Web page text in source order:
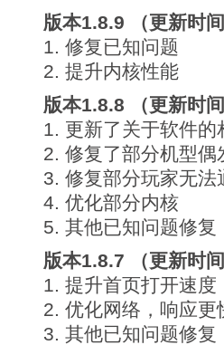
版本1.8.9 （更新时
1. 修复已知问题
2. 提升内核性能
版本1.8.8 （更新时
1. 更新了关于软件的
2. 修复了部分机型
3. 修复部分玩家无
4. 优化部分内核
5. 其他已知问题修复
版本1.8.7 （更新时
1. 提升首页打开速度
2. 优化网络，响应更
3. 其他已知问题修复